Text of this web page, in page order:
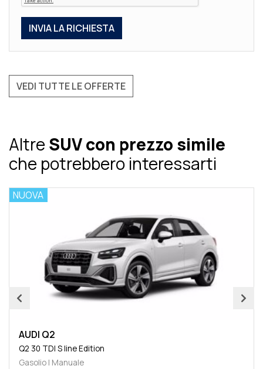
VEDI TUTTE LE OFFERTE
AltreSUV con prezzo simile
che potrebbero interessarti
NUOVA
AUDI Q2
Q2 30 TDI S line Edition
Gasolio | Manuale